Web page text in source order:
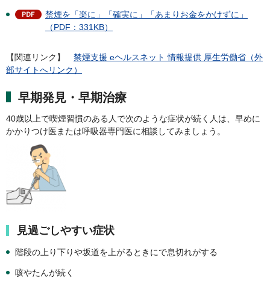
禁煙を「楽に」「確実に」「あまりお金をかけずに」
（PDF：331KB）
【関連リンク】 禁煙支援 eヘルスネット 情報提供 厚生労働省（外
部サイトへリンク）
早期発見・早期治療
40歳以上で喫煙習慣のある人で次のような症状が続く人は、早めに
かかりつけ医または呼吸器専門医に相談してみましょう。
見過ごしやすい症状
階段の上り下りや坂道を上がるときにで息切れがする
咳やたんが続く